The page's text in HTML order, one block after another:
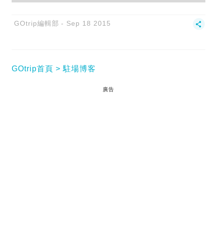
GOtrip編輯部 Sep 18 2015
GOtrip首頁 駐場博客
廣告